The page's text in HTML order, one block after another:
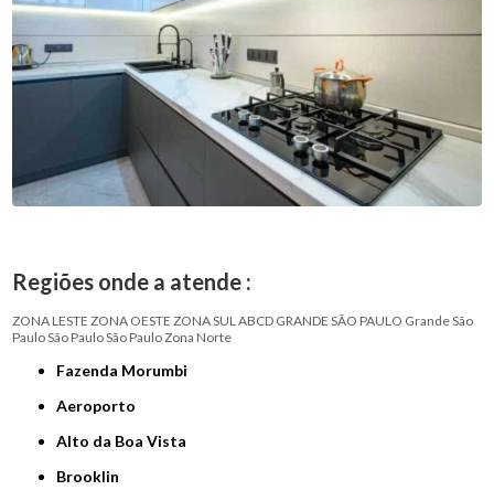
Regiões onde a atende :
ZONA LESTE ZONA OESTE ZONA SULABCD GRANDE SÃO PAULO Grande São
PauloSão PauloSão PauloZona Norte
Fazenda Morumbi
Aeroporto
Alto da Boa Vista
Brooklin